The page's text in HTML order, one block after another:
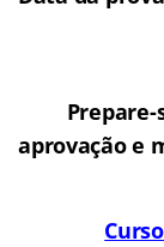
aprovação e